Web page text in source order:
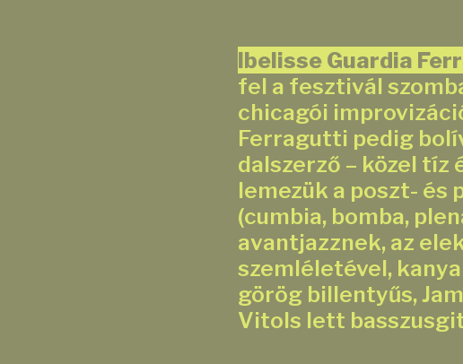
Ibelisse Guardia
fel a fesztivál
chicagói
Ferragutti pedig
dalszerző – közel tíz
lemezük a poszt-
(cumbia, bomba,
avantjazznek, az
szemléletével,
görög billentyűs,
Vitols lett